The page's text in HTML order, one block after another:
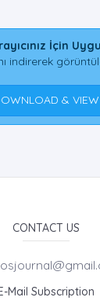
İçin
indirerek
& VIEW
CONTACT US
Mail Subscription